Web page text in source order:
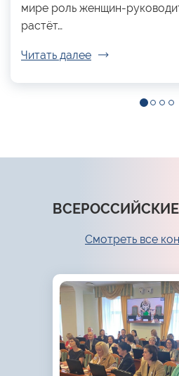
мире роль женщин-
растёт…
Читать далее
Смотреть все